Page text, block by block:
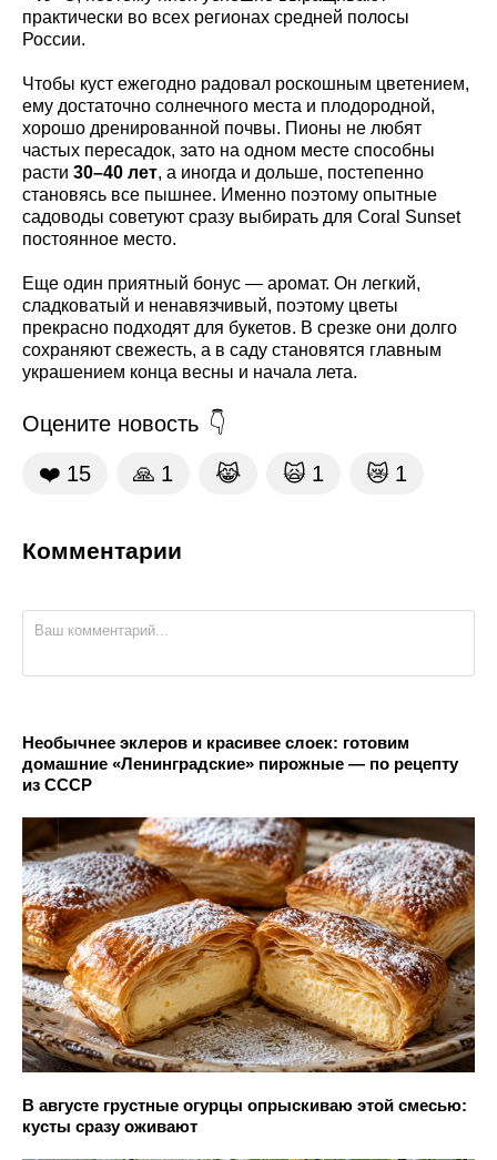
практически во всех регионах средней полосы
России.
Чтобы куст ежегодно радовал роскошным цветением,
ему достаточно солнечного места и плодородной,
хорошо дренированной почвы. Пионы не любят
частых пересадок, зато на одном месте способны
расти 30–40 лет, а иногда и дольше, постепенно
становясь все пышнее. Именно поэтому опытные
садоводы советуют сразу выбирать для Coral Sunset
постоянное место.
Еще один приятный бонус — аромат. Он легкий,
сладковатый и ненавязчивый, поэтому цветы
прекрасно подходят для букетов. В срезке они долго
сохраняют свежесть, а в саду становятся главным
украшением конца весны и начала лета.
Оцените новость
❤️ 15 🙏 1 😹 🙀 1 😿 1
Комментарии
Необычнее эклеров и красивее слоек: готовим
домашние «Ленинградские» пирожные — по рецепту
из СССР
В августе грустные огурцы опрыскиваю этой смесью:
кусты сразу оживают